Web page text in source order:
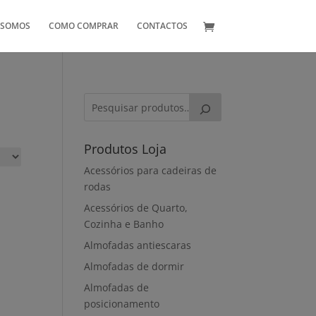
COMO COMPRAR CONTACTOS
Produtos Loja
Acessórios para cadeiras de
rodas
Acessórios de Quarto,
Cozinha e Banho
Almofadas antiescaras
Almofadas de dormir
Almofadas de
posicionamento